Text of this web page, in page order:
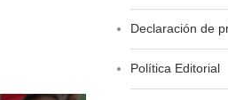
Declaración de
Política Editorial